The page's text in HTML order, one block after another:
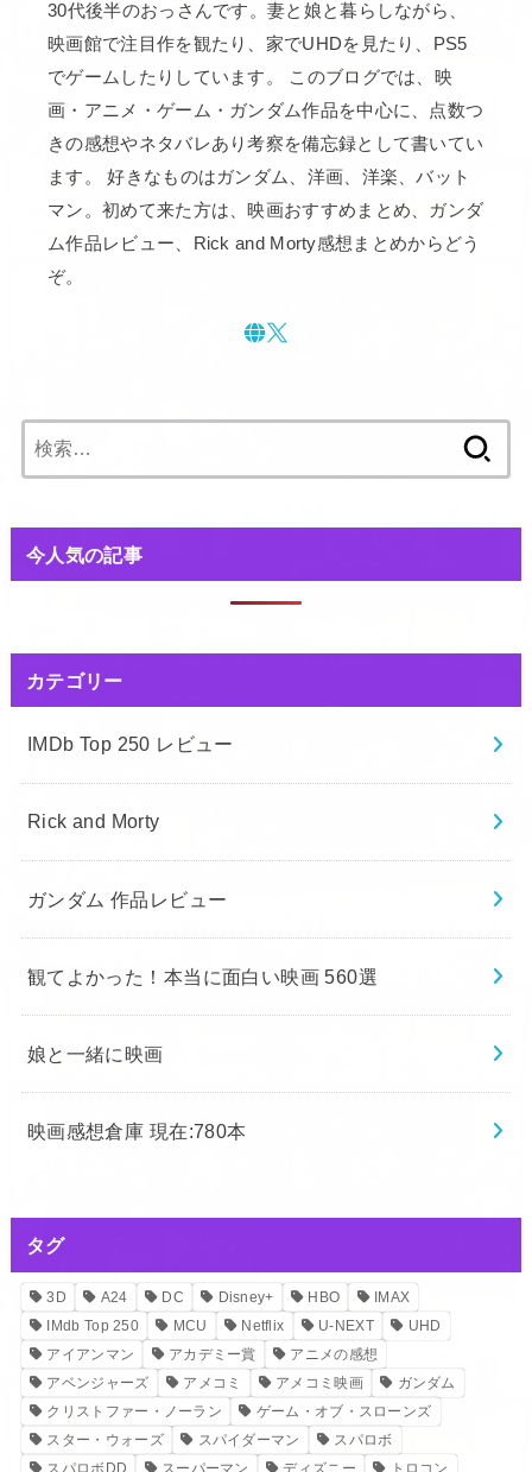
30代後半のおっさんです。妻と娘と暮らしながら、
映画館で注目作を観たり、家でUHDを見たり、PS5
でゲームしたりしています。 このブログでは、映
画・アニメ・ゲーム・ガンダム作品を中心に、点数つ
きの感想やネタバレあり考察を備忘録として書いてい
ます。 好きなものはガンダム、洋画、洋楽、バット
マン。初めて来た方は、映画おすすめまとめ、ガンダ
ム作品レビュー、Rick and Morty感想まとめからどう
ぞ。
索:
今人気の記事
カテゴリー
IMDb Top 250 レビュー
Rick and Morty
ガンダム 作品レビュー
観てよかった！本当に面白い映画 560選
娘と一緒に映画
映画感想倉庫 現在:780本
タグ
3D A24 DC Disney+ HBO
IMAX
IMdb Top 250
MCU Netflix U-NEXT
UHD
アイアンマン
アカデミー賞
アニメの感想
アベンジャーズ
アメコミ アメコミ映画
ガンダム
クリストファー・ノーラン
ゲーム・オブ・スローンズ
スター・ウォーズ
スパイダーマン
スパロボ